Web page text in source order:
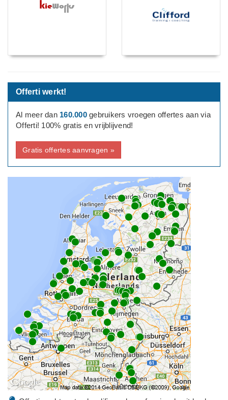
Offerti werkt!
Al meer dan 160.000gebruikers vroegen offertes aan via
Offerti! 100% gratis en vrijblijvend!
Gratis offertes aanvragen »